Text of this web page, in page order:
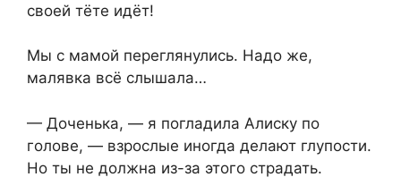
своей тёте идёт!
Мы с мамой переглянулись. Надо же,
малявка всё слышала…
— Доченька, — я погладила Алиску по
голове, — взрослые иногда делают глупости.
Но ты не должна из-за этого страдать.